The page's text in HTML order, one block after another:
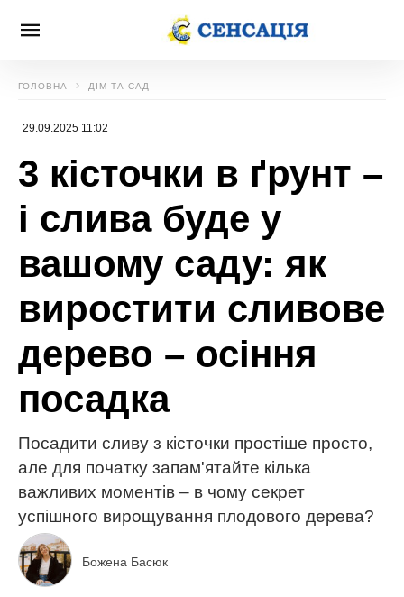
ГОЛОВНА ДІМ ТА САД
29.09.2025 11:02
3 кісточки в ґрунт –
і слива буде у
вашому саду: як
виростити сливове
дерево – осіння
посадка
Посадити сливу з кісточки простіше просто,
але для початку запам'ятайте кілька
важливих моментів – в чому секрет
успішного вирощування плодового дерева?
Божена Басюк